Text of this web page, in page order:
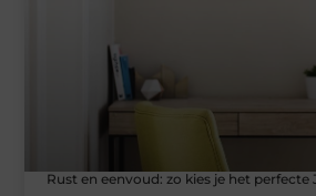
Rust en eenvoud: zo kies je het perfecte